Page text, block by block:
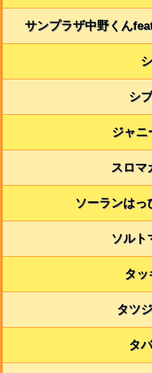
サンプラザ中野くん
シ
ジャニ
スロマ
ソーランはっ
ソルト
タッ
タツ
タ